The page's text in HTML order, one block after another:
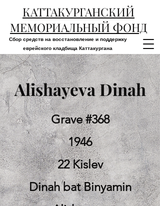
КАТТАКУРГАНСКИЙ
МЕМОРИАЛЬНЫЙ ФОНД
Сбор средств на восстановление и поддержку
еврейского кладбища Каттакургана
Alishayeva Dinah
Grave #368
1946
22 Kislev
Dinah bat Binyamin